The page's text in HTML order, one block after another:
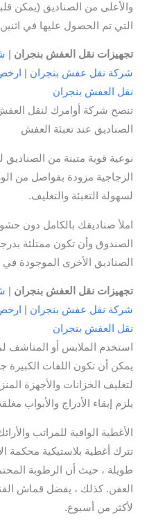
والأعلى من الصناديق (يمكن
التي تم الحصول عليها في
تجهيزات نقل العفش بنجران
شركة نقل عفش بنجران
نقل العفش بنجران
تنصح شركة أوامرك لنقل
الصناديق عند تعبئة العفش
نوعية قوية متينة من الصناديق
الزجاجية مزودة بفواصل من
لسهولة التعبئة والتغليف.
املأ صناديقك بالكامل دون
الصندوق وأن تكون ممتلئة
الصناديق الأخرى الموجودة في
تجهيزات نقل العفش بنجران
شركة نقل عفش بنجران
نقل العفش بنجران
استخدم الملابس أو المناشف
يمكن أن تكون اللفات الكبيرة
لتغليف الخزانات والأجهزة
يلزم إبقاء الأدراج والأبواب
الأغطية الواقية للمراتب
تترك أغطية بلاستيكية محكمة
طويلة ، حيث أن الرطوبة
العفن. كذلك ، يفضل قماش
لأكثر من أسبوع.